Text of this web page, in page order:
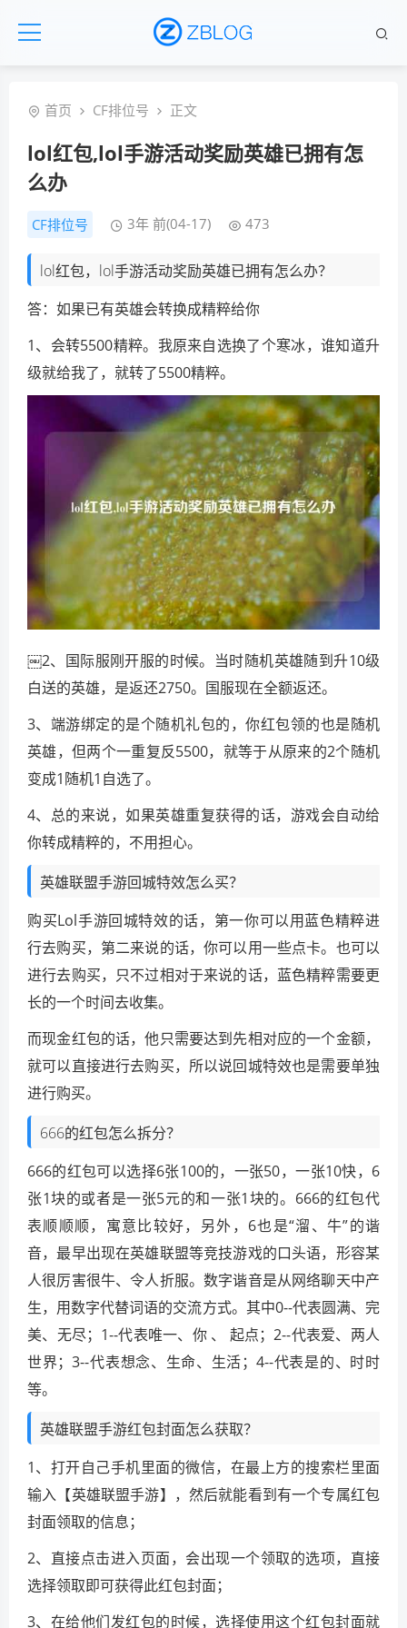
首页 CF排位号 正文
lol红包,lol手游活动奖励英雄已拥有怎
么办
CF排位号 3年 前(04-17) 473
lol红包，lol手游活动奖励英雄已拥有怎么办？
答：如果已有英雄会转换成精粹给你
1、会转5500精粹。我原来自选换了个寒冰，谁知道升
级就给我了，就转了5500精粹。
￼2、国际服刚开服的时候。当时随机英雄随到升10级
白送的英雄，是返还2750。国服现在全额返还。
3、端游绑定的是个随机礼包的，你红包领的也是随机
英雄，但两个一重复反5500，就等于从原来的2个随机
变成1随机1自选了。
4、总的来说，如果英雄重复获得的话，游戏会自动给
你转成精粹的，不用担心。
英雄联盟手游回城特效怎么买？
购买Lol手游回城特效的话，第一你可以用蓝色精粹进
行去购买，第二来说的话，你可以用一些点卡。也可以
进行去购买，只不过相对于来说的话，蓝色精粹需要更
长的一个时间去收集。
而现金红包的话，他只需要达到先相对应的一个金额，
就可以直接进行去购买，所以说回城特效也是需要单独
进行购买。
666的红包怎么拆分？
666的红包可以选择6张100的，一张50，一张10快，6
张1块的或者是一张5元的和一张1块的。666的红包代
表顺顺顺，寓意比较好，另外，6也是“溜、牛”的谐
音，最早出现在英雄联盟等竞技游戏的口头语，形容某
人很厉害很牛、令人折服。数字谐音是从网络聊天中产
生，用数字代替词语的交流方式。其中0--代表圆满、完
美、无尽；1--代表唯一、你 、 起点；2--代表爱、两人
世界；3--代表想念、生命、生活；4--代表是的、时时
等。
英雄联盟手游红包封面怎么获取？
1、打开自己手机里面的微信，在最上方的搜索栏里面
输入【英雄联盟手游】，然后就能看到有一个专属红包
封面领取的信息；
2、直接点击进入页面，会出现一个领取的选项，直接
选择领取即可获得此红包封面；
3、在给他们发红包的时候，选择使用这个红包封面就